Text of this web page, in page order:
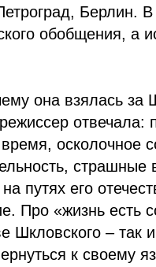
Берлин. В
обобщения, а
она взялась за
отвечала:
осколочное
страшные
путях его
Про «жизнь есть
Шкловского – так
к своему